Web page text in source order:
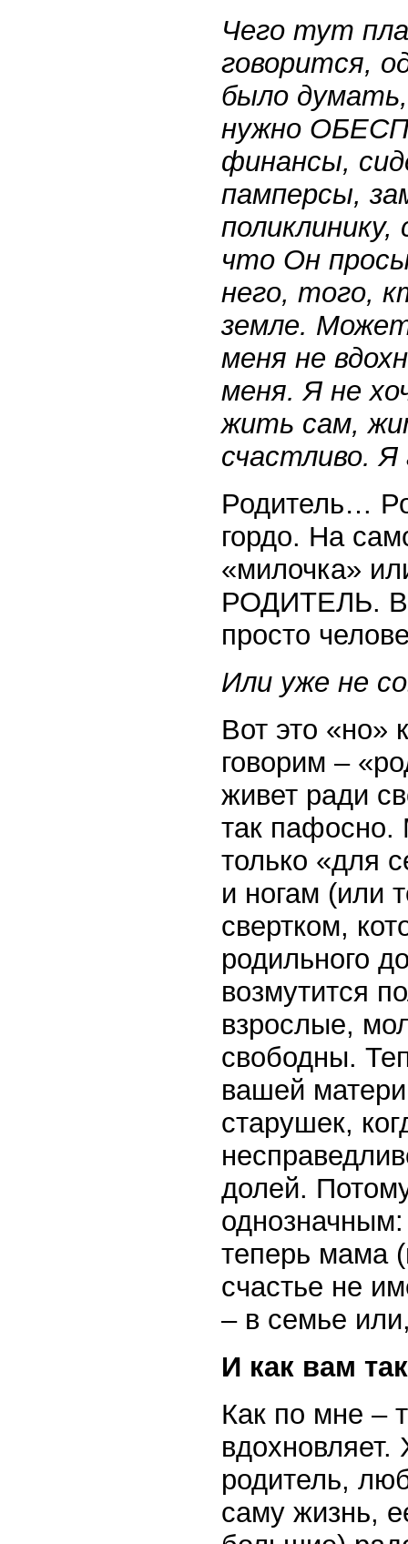
Чего тут
говорится,
было
нужно
финансы,
памперсы,
что Он
него, того,
земле.
меня не
меня. Я не
жить сам,
счастливо.
Родитель…
гордо. На
«милочка»
РОДИТЕЛЬ.
просто
Или уже не
Вот это «но»
говорим –
живет ради
так пафосно.
только «для
и ногам (или
свертком,
родильного
возмутится
взрослые,
свободны.
вашей
старушек,
долей.
теперь мама
счастье не
– в семье
И как вам
Как по мне –
родитель,
саму жизнь,